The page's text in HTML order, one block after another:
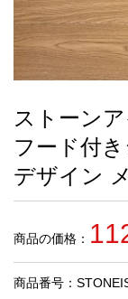
最
新
製
す
す
め
商
人
ストーン
フード付
デザイン
商品の価格：
商品番号：